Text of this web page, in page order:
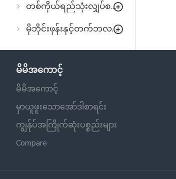
တစ်ကိုယ်ရည်သုံးလျှပ်စစ်ပစ္စည်းများ
မိုဘိုင်းဖုန်းနှင့်တက်ဘလက်
မိမိအကောင့်
မိမိအကောင့်
မှာယူဖူးသောအော်ဒါစာရင်း
ကျွန်ုပ်အကြိုက်ဆုံးပစ္စည်းများ
Compare